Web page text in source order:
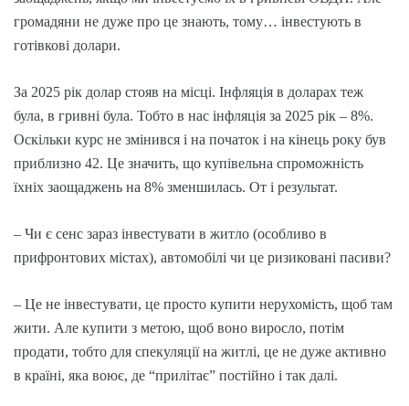
громадяни не дуже про це знають, тому… інвестують в
готівкові долари.
За 2025 рік долар стояв на місці. Інфляція в доларах теж
була, в гривні була. Тобто в нас інфляція за 2025 рік – 8%.
Оскільки курс не змінився і на початок і на кінець року був
приблизно 42. Це значить, що купівельна спроможність
їхніх заощаджень на 8% зменшилась. От і результат.
– Чи є сенс зараз інвестувати в житло (особливо в
прифронтових містах), автомобілі чи це ризиковані пасиви?
– Це не інвестувати, це просто купити нерухомість, щоб там
жити. Але купити з метою, щоб воно виросло, потім
продати, тобто для спекуляції на житлі, це не дуже активно
в країні, яка воює, де “прилітає” постійно і так далі.